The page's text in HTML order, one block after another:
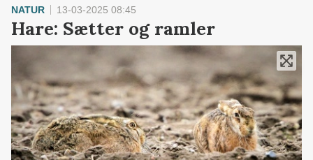
NATUR 13-03-2025 08:45
Hare: Sætter og ramler